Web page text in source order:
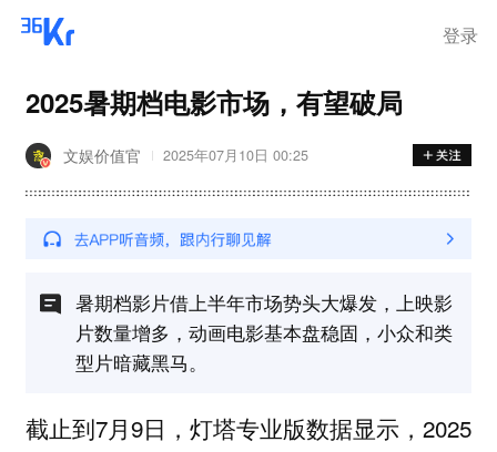
登录
2025暑期档电影市场，有望破局
文娱价值官 2025年07月10日 00:25
暑期档影片借上半年市场势头大爆发，上映影
片数量增多，动画电影基本盘稳固，小众和类
型片暗藏黑马。
截止到7月9日，灯塔专业版数据显示，2025